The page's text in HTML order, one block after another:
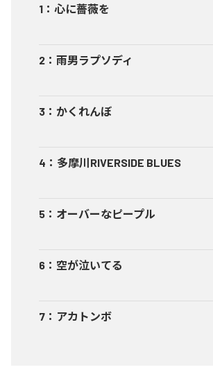
1 ： 心に薔薇を
2 ： 雨男ラプソディ
3 ： かくれんぼ
4 ： 多摩川RIVERSIDE BLUES
5 ： オーバーなピープル
6 ： 空が泣いてる
7 ： アカトンボ